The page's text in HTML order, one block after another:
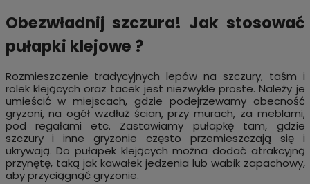
Obezwładnij szczura! Jak stosować
pułapki klejowe ?
Rozmieszczenie tradycyjnych lepów na szczury, taśm i
rolek klejących oraz tacek jest niezwykle proste. Należy je
umieścić w miejscach, gdzie podejrzewamy obecność
gryzoni, na ogół wzdłuż ścian, przy murach, za meblami,
pod regałami etc. Zastawiamy pułapkę tam, gdzie
szczury i inne gryzonie często przemieszczają się i
ukrywają. Do pułapek klejących można dodać atrakcyjną
przynętę, taką jak kawałek jedzenia lub wabik zapachowy,
aby przyciągnąć gryzonie.